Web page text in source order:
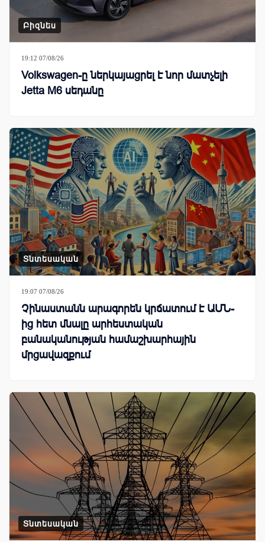
Բիզնես
19:12 07/08/26
Volkswagen-ը ներկայացրել է նոր մատչելի
Jetta M6 սեդանը
Տնտեսական
19:07 07/08/26
Չինաստանն արագորեն կրճատում է ԱՄՆ-
ից հետ մնալը արհեստական
բանականության համաշխարհային
մրցավազքում
Տնտեսական